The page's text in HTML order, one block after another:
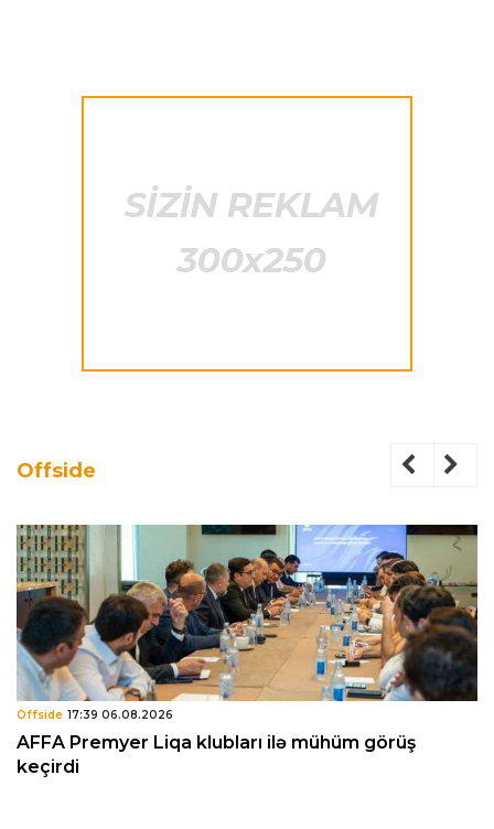
Offside
Offside 17:39 06.08.2026
AFFA Premyer Liqa klubları ilə mühüm görüş
keçirdi